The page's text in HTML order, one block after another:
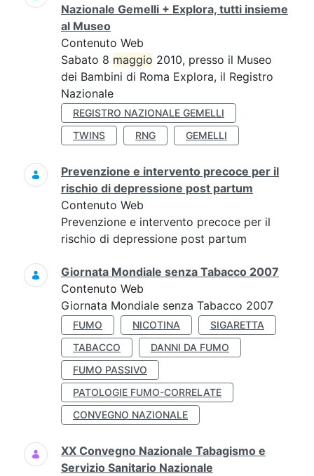
Nazionale Gemelli + Explora, tutti insieme
al Museo
Contenuto Web
Sabato 8 maggio 2010, presso il Museo
dei Bambini di Roma Explora, il Registro
Nazionale
REGISTRO NAZIONALE GEMELLI
TWINS
RNG GEMELLI
Prevenzione e intervento precoce per il
rischio di depressione post partum
Contenuto Web
Prevenzione e intervento precoce per il
rischio di depressione post partum
Giornata Mondiale senza Tabacco 2007
Contenuto Web
Giornata Mondiale senza Tabacco 2007
FUMO NICOTINA
SIGARETTA
TABACCO
DANNI DA FUMO
FUMO PASSIVO
PATOLOGIE FUMO-CORRELATE
CONVEGNO NAZIONALE
XX Convegno Nazionale Tabagismo e
Servizio Sanitario Nazionale